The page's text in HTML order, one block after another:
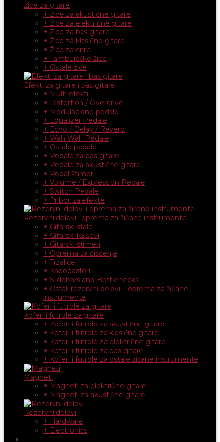
Žice za gitare
+ Žice za akustične gitare
+ Žice za električne gitare
+ Žice za bas gitare
+ Žice za klasične gitare
+ Žice za citre
+ Tamburaške žice
+ Ostale žice
Efekti za gitare i bas gitare
+ Multi efekti
+ Distortion / Overdrive
+ Modulacione pedale
+ Equalizer Pedale
+ Echo / Delay / Reverb
+ Wah Wah Pedale
+ Ostale pedale
+ Pedale za bas gitare
+ Pedale za akustične gitare
+ Pedal štimeri
+ Volume / Expression Pedale
+ Switch Pedale
+ Pribor za efekte
Rezervni delovi i oprema za žičane instrumente
+ Gitarski stalci
+ Gitarski kaiševi
+ Gitarski štimeri
+ Oprema za čišćenje
+ Trzalice
+ Kapodasteri
+ Slidebars and Bottlenecks
+ Ostali rezervni delovi i oprema za žičane
instrumente
Koferi i futrole za gitare
+ Koferi i futrole za akustične gitare
+ Koferi i futrole za klasične gitare
+ Koferi i futrole za električne gitare
+ Koferi i futrole za bas gitare
+ Koferi i futrole za ostale žičane instrumente
Magneti
+ Magneti za električne gitare
+ Magneti za akustične gitare
Rezervni delovi
+ Hardware
+ Electronics